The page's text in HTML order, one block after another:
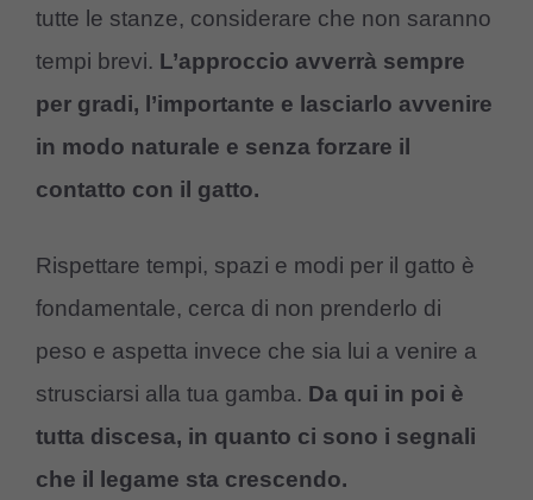
tutte le stanze, considerare che non saranno
tempi brevi. L’approccio avverrà sempre
per gradi, l’importante e lasciarlo avvenire
in modo naturale e senza forzare il
contatto con il gatto.
Rispettare tempi, spazi e modi per il gatto è
fondamentale, cerca di non prenderlo di
peso e aspetta invece che sia lui a venire a
strusciarsi alla tua gamba. Da qui in poi è
tutta discesa, in quanto ci sono i segnali
che il legame sta crescendo.